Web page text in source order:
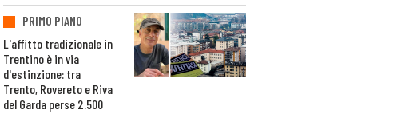
PRIMO PIANO
L'affitto tradizionale in
Trentino è in via
d'estinzione: tra
Trento, Rovereto e Riva
del Garda perse 2.500